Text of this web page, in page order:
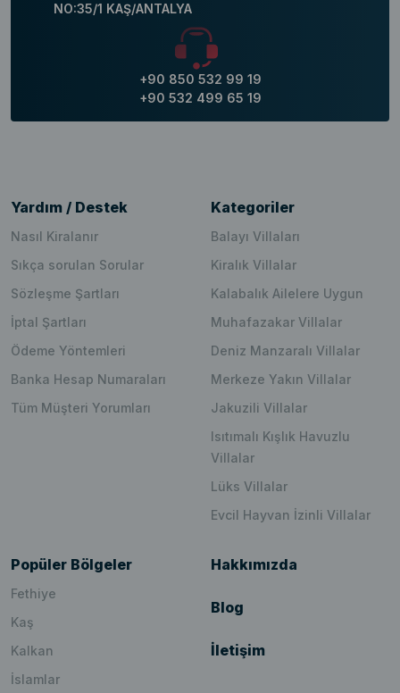
NO:35/1 KAŞ/ANTALYA
+90 850 532 99 19
+90 532 499 65 19
Yardım / Destek
Nasıl Kiralanır
Sıkça sorulan Sorular
Sözleşme Şartları
İptal Şartları
Ödeme Yöntemleri
Banka Hesap Numaraları
Tüm Müşteri Yorumları
Kategoriler
Balayı Villaları
Kiralık Villalar
Kalabalık Ailelere Uygun
Muhafazakar Villalar
Deniz Manzaralı Villalar
Merkeze Yakın Villalar
Jakuzili Villalar
Isıtımalı Kışlık Havuzlu
Villalar
Lüks Villalar
Evcil Hayvan İzinli Villalar
Popüler Bölgeler
Fethiye
Kaş
Kalkan
İslamlar
Hakkımızda
Blog
İletişim